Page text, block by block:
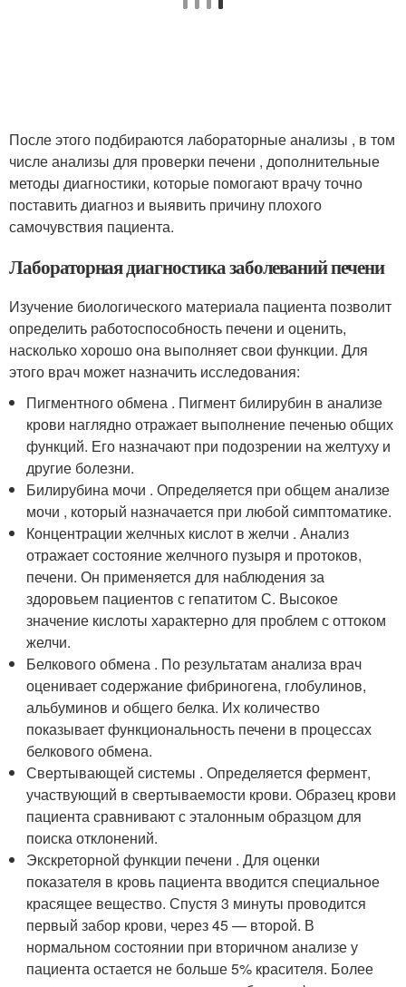
После этого подбираются лабораторные анализы , в том
числе анализы для проверки печени , дополнительные
методы диагностики, которые помогают врачу точно
поставить диагноз и выявить причину плохого
самочувствия пациента.
Лабораторная диагностика заболеваний печени
Изучение биологического материала пациента позволит
определить работоспособность печени и оценить,
насколько хорошо она выполняет свои функции. Для
этого врач может назначить исследования:
Пигментного обмена . Пигмент билирубин в анализе
крови наглядно отражает выполнение печенью общих
функций. Его назначают при подозрении на желтуху и
другие болезни.
Билирубина мочи . Определяется при общем анализе
мочи , который назначается при любой симптоматике.
Концентрации желчных кислот в желчи . Анализ
отражает состояние желчного пузыря и протоков,
печени. Он применяется для наблюдения за
здоровьем пациентов с гепатитом С. Высокое
значение кислоты характерно для проблем с оттоком
желчи.
Белкового обмена . По результатам анализа врач
оценивает содержание фибриногена, глобулинов,
альбуминов и общего белка. Их количество
показывает функциональность печени в процессах
белкового обмена.
Свертывающей системы . Определяется фермент,
участвующий в свертываемости крови. Образец крови
пациента сравнивают с эталонным образцом для
поиска отклонений.
Экскреторной функции печени . Для оценки
показателя в кровь пациента вводится специальное
красящее вещество. Спустя 3 минуты проводится
первый забор крови, через 45 — второй. В
нормальном состоянии при вторичном анализе у
пациента остается не больше 5% красителя. Более